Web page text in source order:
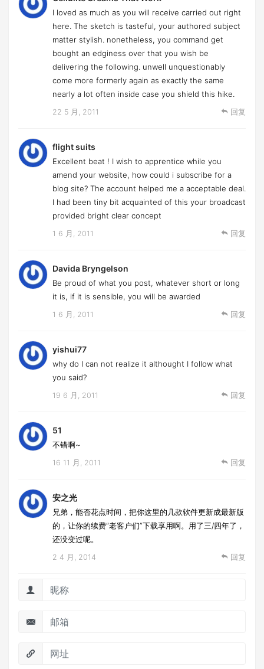
I loved as much as you will receive carried out right
here. The sketch is tasteful, your authored subject
matter stylish. nonetheless, you command get
bought an edginess over that you wish be
delivering the following. unwell unquestionably
come more formerly again as exactly the same
nearly a lot often inside case you shield this hike.
22 5 月, 2011 回复
flight suits
Excellent beat ! I wish to apprentice while you
amend your website, how could i subscribe for a
blog site? The account helped me a acceptable deal.
I had been tiny bit acquainted of this your broadcast
provided bright clear concept
1 6 月, 2011 回复
Davida Bryngelson
Be proud of what you post, whatever short or long
it is, if it is sensible, you will be awarded
1 6 月, 2011 回复
yishui77
why do I can not realize it althought I follow what
you said?
19 6 月, 2011 回复
51
不错啊~
16 11 月, 2011 回复
安之光
兄弟，能否花点时间，把你这里的几款软件更新成最新版
的，让你的续费“老客户们”下载享用啊。用了三/四年了，
还没变过呢。
2 4 月, 2014 回复